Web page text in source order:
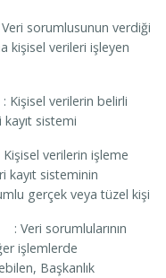
verdiği
kişisel verileri işleyen
belirli
kayıt sistemi
Kişisel verilerin işleme
kayıt sisteminin
gerçek veya tüzel kişi
: Veri sorumlularının
işlemlerde
Başkanlık